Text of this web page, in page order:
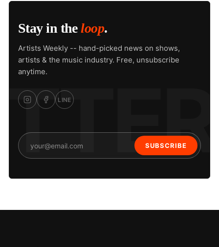
Stay in theloop.
Artists Weekly -- hand-picked news on shows,
artists & the music industry. Free, unsubscribe
anytime.
LINE
SUBSCRIBE